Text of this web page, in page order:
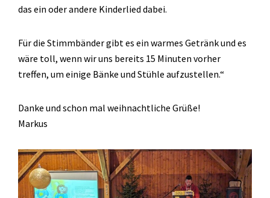
das ein oder andere Kinderlied dabei.
Für die Stimmbänder gibt es ein warmes Getränk und es
wäre toll, wenn wir uns bereits 15 Minuten vorher
treffen, um einige Bänke und Stühle aufzustellen.“
Danke und schon mal weihnachtliche Grüße!
Markus